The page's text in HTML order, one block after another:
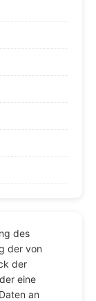
des
der von
der
eine
an